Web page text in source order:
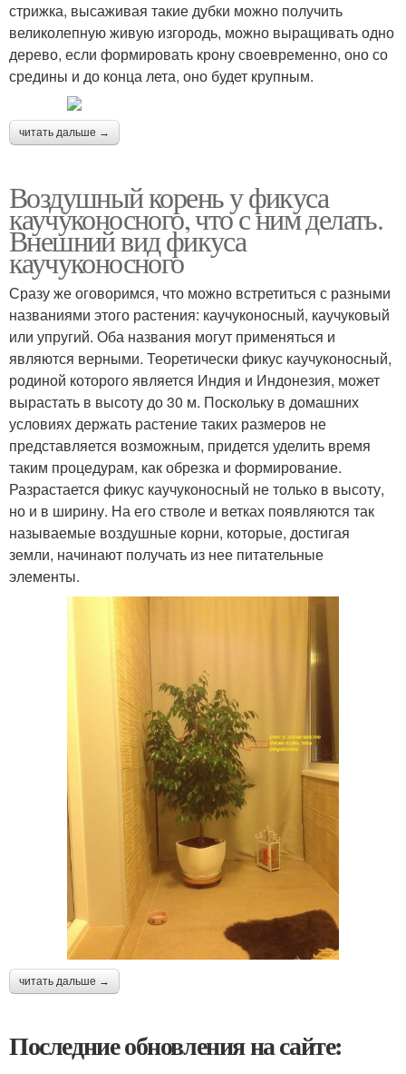
стрижка, высаживая такие дубки можно получить
великолепную живую изгородь, можно выращивать одно
дерево, если формировать крону своевременно, оно со
средины и до конца лета, оно будет крупным.
читать дальше →
Воздушный корень у фикуса
каучуконосного, что с ним делать.
Внешний вид фикуса
каучуконосного
Сразу же оговоримся, что можно встретиться с разными
названиями этого растения: каучуконосный, каучуковый
или упругий. Оба названия могут применяться и
являются верными. Теоретически фикус каучуконосный,
родиной которого является Индия и Индонезия, может
вырастать в высоту до 30 м. Поскольку в домашних
условиях держать растение таких размеров не
представляется возможным, придется уделить время
таким процедурам, как обрезка и формирование.
Разрастается фикус каучуконосный не только в высоту,
но и в ширину. На его стволе и ветках появляются так
называемые воздушные корни, которые, достигая
земли, начинают получать из нее питательные
элементы.
читать дальше →
Последние обновления на сайте: